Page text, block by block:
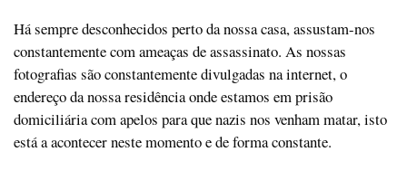
Há sempre desconhecidos perto da nossa casa, assustam-nos
constantemente com ameaças de assassinato. As nossas
fotografias são constantemente divulgadas na internet, o
endereço da nossa residência onde estamos em prisão
domiciliária com apelos para que nazis nos venham matar, isto
está a acontecer neste momento e de forma constante.